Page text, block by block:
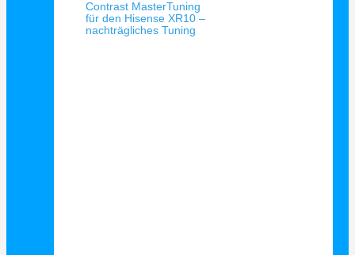
Contrast MasterTuning
für den Hisense XR10 –
nachträgliches Tuning